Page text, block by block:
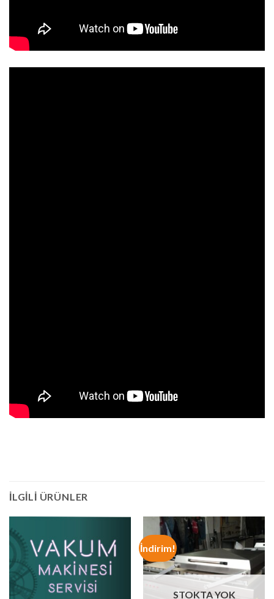
İLGILI ÜRÜNLER
İndirim!
STOKTA YOK